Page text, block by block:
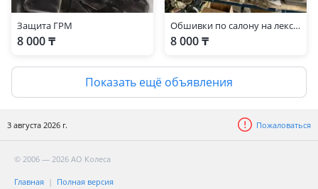
Защита ГРМ
8 000 ₸
Обшивки по салону на лексус gs 300 160
8 000 ₸
Показать ещё объявления
3 августа 2026 г. Пожаловаться
© 2006 — 2026 АО Колеса
Главная Полная версия